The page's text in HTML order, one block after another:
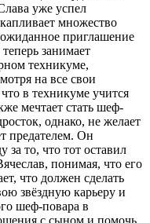
уже успел
множество
приглашение
занимает
техникуме,
на все свои
в техникуме учится
мечтает стать шеф-
однако, не желает
предателем. Он
то, что тот оставил
понимая, что его
что должен сделать
звёздную карьеру и
шеф-повара в
с сыном и помочь